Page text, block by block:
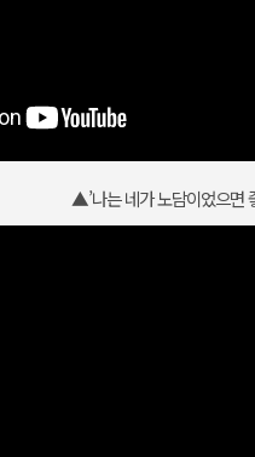
▲’나는 네가 노담이었으면